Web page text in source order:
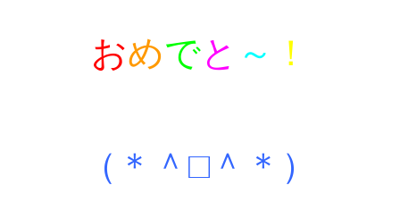
おめでと ～ ！
（＊＾□＾＊）